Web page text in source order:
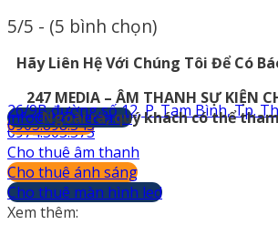
5/5 - (5 bình chọn)
Hãy Liên Hệ Với Chúng Tôi Để Có
247 MEDIA – ÂM THANH SỰ KIỆN
0974.503.573
0903.898.545
info@247media.vn
26/9B đường số 12, P. Tam Bình, Tp.
Ngoài ra, quý khách có thể
Cho thuê âm thanh
Cho thuê ánh sáng
Cho thuê màn hình led
Xem thêm: